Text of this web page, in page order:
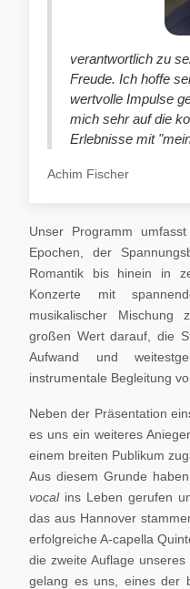
verantwortlich zu
Freude. Ich hoffe
wertvolle Impulse
mich sehr auf die
Erlebnisse mit
Achim Fischer
Unser Programm
Epochen, der
Romantik bis hinein in
Konzerte mit
musikalischer
großen Wert darauf, die
Aufwand und
instrumentale Begleitung
Neben der Präsentation
es uns ein weiteres
einem breiten Publikum
Aus diesem Grunde
vocal ins Leben gerufen
das aus Hannover
erfolgreiche A-capella
die zweite Auflage
gelang es uns, eines der